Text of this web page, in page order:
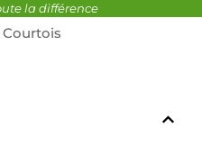
la différence
Courtois